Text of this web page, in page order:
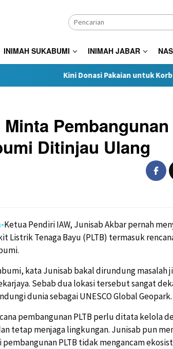
INIMAH SUKABUMI INIMAH JABAR
Kini Donasi Pakaian untuk Korban Kebakaran
Minta
Ditinjau Ulang
Ketua Pendiri IAW, Junisab Akbar pernah
Listrik Tenaga Bayu (PLTB) termasuk
kata Junisab bakal dirundung masalah
Sebab dua lokasi tersebut sangat
dunia sebagai UNESCO Global Geopark.
pembangunan PLTB perlu ditata kelola
tetap menjaga lingkungan. Junisab pun
PLTB tidak mengancam